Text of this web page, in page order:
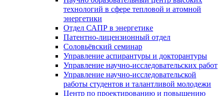
технологий в сфере тепловой и атомной
энергетики
Отдел САПР в энергетике
Патентно-лицензионный отдел
Соловьёвский семинар
Управление аспирантуры и докторантуры
Управление научно-исследовательских работ
Управление научно-исследовательской
работы студентов и талантливой молодежи
Центр по проектированию и повышению